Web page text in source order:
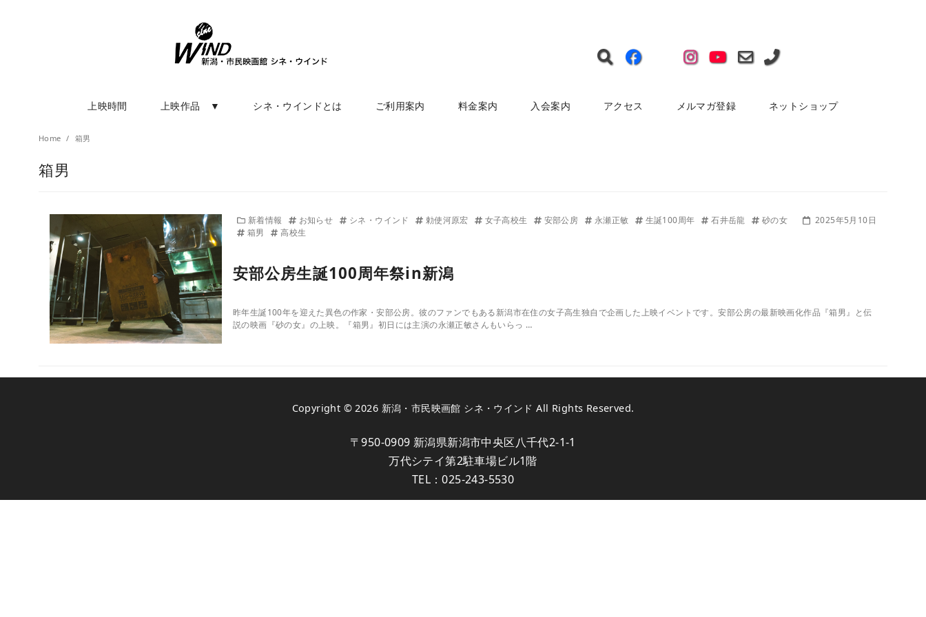
上映時間 上映作品 ▼ シネ・ウインドとは ご利用案内 料金案内 入会案内 アクセス メルマガ登録 ネットショップ
Home 箱男
箱男
新着情報 お知らせ シネ・ウインド 勅使河原宏 女子高校生 安部公房 永瀬正敏 生誕100周年 石井岳龍
砂の女
箱男
高校生
2025年5月10日
安部公房生誕100周年祭in新潟
昨年生誕100年を迎えた異色の作家・安部公房。彼のファンでもある新潟市在住の女子高生独自で企画した上映イベントです。安部公房の最新映画化作品『箱男』と伝
説の映画『砂の女』の上映。『箱男』初日には主演の永瀬正敏さんもいらっ …
Copyright © 2026 新潟・市民映画館 シネ・ウインド All Rights Reserved.
〒950-0909 新潟県新潟市中央区八千代2-1-1
万代シテイ第2駐車場ビル1階
TEL：025-243-5530